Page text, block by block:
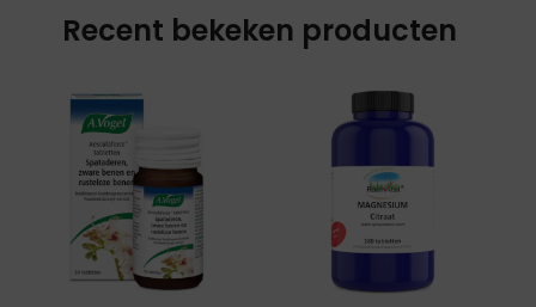
Recent bekeken producten